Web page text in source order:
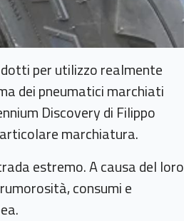
per utilizzo realmente
dei pneumatici marchiati
Discovery di Filippo
marchiatura.
estremo. A causa del loro
consumi e